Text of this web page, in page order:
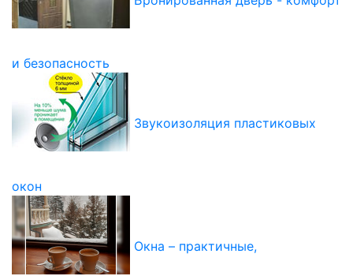
и безопасность
Звукоизоляция пластиковых
окон
Окна – практичные,